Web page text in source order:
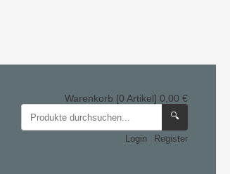
Warenkorb [0 Artikel] 0,00 €
🔍
Login Register